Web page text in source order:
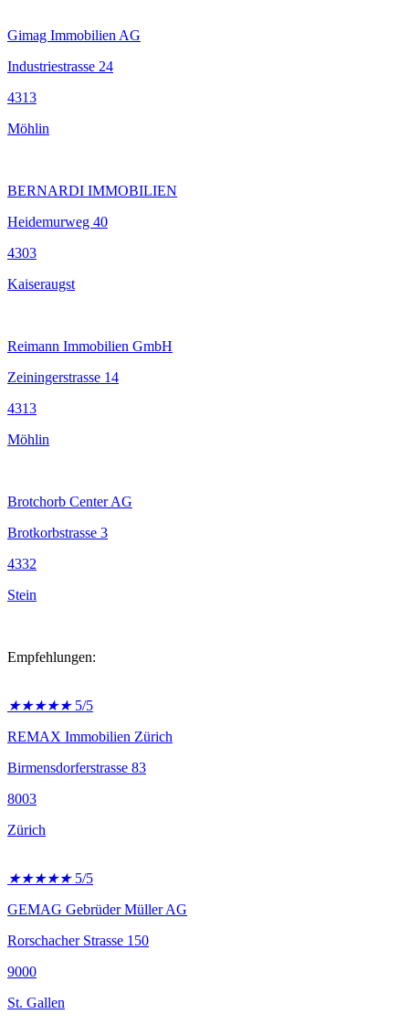
Gimag Immobilien AG
Industriestrasse 24
4313
Möhlin
BERNARDI IMMOBILIEN
Heidemurweg 40
4303
Kaiseraugst
Reimann Immobilien GmbH
Zeiningerstrasse 14
4313
Möhlin
Brotchorb Center AG
Brotkorbstrasse 3
4332
Stein
Empfehlungen:
★★★★★ 5/5
REMAX Immobilien Zürich
Birmensdorferstrasse 83
8003
Zürich
★★★★★ 5/5
GEMAG Gebrüder Müller AG
Rorschacher Strasse 150
9000
St. Gallen